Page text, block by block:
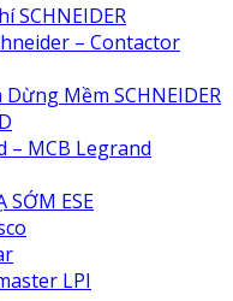
SCHNEIDER
– Contactor
Mềm SCHNEIDER
– MCB Legrand
SỚM ESE
LPI